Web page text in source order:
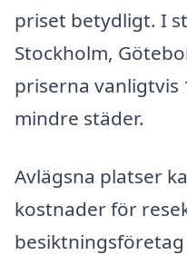
priset betydligt. I
Stockholm,
priserna vanligtvis
mindre städer.
Avlägsna platser
kostnader för